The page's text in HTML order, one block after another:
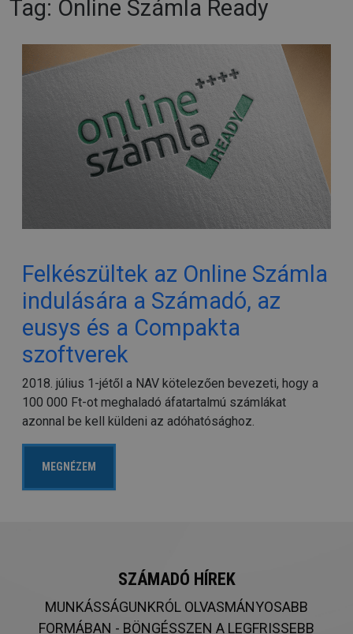
Tag: Online Számla Ready
Felkészültek az Online Számla
indulására a Számadó, az
eusys és a Compakta
szoftverek
2018. július 1-jétől a NAV kötelezően bevezeti, hogy a
100 000 Ft-ot meghaladó áfatartalmú számlákat
azonnal be kell küldeni az adóhatósághoz.
MEGNÉZEM
SZÁMADÓ HÍREK
MUNKÁSSÁGUNKRÓL OLVASMÁNYOSABB
FORMÁBAN - BÖNGÉSSZEN A LEGFRISSEBB